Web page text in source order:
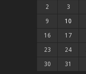
2 3
9 10
16 17
23 24
30 31